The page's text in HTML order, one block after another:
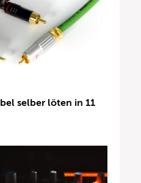
selber löten in 11